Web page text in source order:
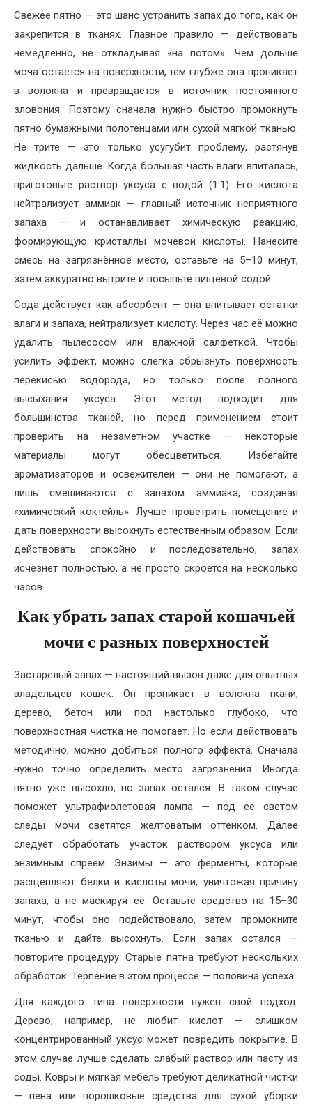
Свежее пятно — это шанс устранить запах до того, как он
закрепится в тканях. Главное правило — действовать
немедленно, не откладывая «на потом». Чем дольше
моча остаётся на поверхности, тем глубже она проникает
в волокна и превращается в источник постоянного
зловония. Поэтому сначала нужно быстро промокнуть
пятно бумажными полотенцами или сухой мягкой тканью.
Не трите — это только усугубит проблему, растянув
жидкость дальше. Когда большая часть влаги впиталась,
приготовьте раствор уксуса с водой (1:1). Его кислота
нейтрализует аммиак — главный источник неприятного
запаха — и останавливает химическую реакцию,
формирующую кристаллы мочевой кислоты. Нанесите
смесь на загрязнённое место, оставьте на 5–10 минут,
затем аккуратно вытрите и посыпьте пищевой содой.
Сода действует как абсорбент — она впитывает остатки
влаги и запаха, нейтрализует кислоту. Через час её можно
удалить пылесосом или влажной салфеткой. Чтобы
усилить эффект, можно слегка сбрызнуть поверхность
перекисью водорода, но только после полного
высыхания уксуса. Этот метод подходит для
большинства тканей, но перед применением стоит
проверить на незаметном участке — некоторые
материалы могут обесцветиться. Избегайте
ароматизаторов и освежителей — они не помогают, а
лишь смешиваются с запахом аммиака, создавая
«химический коктейль». Лучше проветрить помещение и
дать поверхности высохнуть естественным образом. Если
действовать спокойно и последовательно, запах
исчезнет полностью, а не просто скроется на несколько
часов.
Как убрать запах старой кошачьей
мочи с разных поверхностей
Застарелый запах — настоящий вызов даже для опытных
владельцев кошек. Он проникает в волокна ткани,
дерево, бетон или пол настолько глубоко, что
поверхностная чистка не помогает. Но если действовать
методично, можно добиться полного эффекта. Сначала
нужно точно определить место загрязнения. Иногда
пятно уже высохло, но запах остался. В таком случае
поможет ультрафиолетовая лампа — под её светом
следы мочи светятся желтоватым оттенком. Далее
следует обработать участок раствором уксуса или
энзимным спреем. Энзимы — это ферменты, которые
расщепляют белки и кислоты мочи, уничтожая причину
запаха, а не маскируя её. Оставьте средство на 15–30
минут, чтобы оно подействовало, затем промокните
тканью и дайте высохнуть. Если запах остался —
повторите процедуру. Старые пятна требуют нескольких
обработок. Терпение в этом процессе — половина успеха.
Для каждого типа поверхности нужен свой подход.
Дерево, например, не любит кислот — слишком
концентрированный уксус может повредить покрытие. В
этом случае лучше сделать слабый раствор или пасту из
соды. Ковры и мягкая мебель требуют деликатной чистки
— пена или порошковые средства для сухой уборки